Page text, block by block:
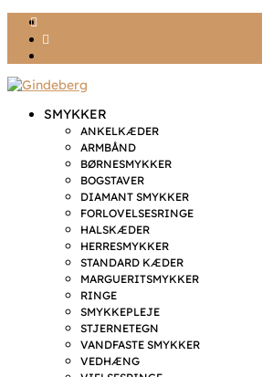
SMYKKER
ANKELKÆDER
ARMBÅND
BØRNESMYKKER
BOGSTAVER
DIAMANT SMYKKER
FORLOVELSESRINGE
HALSKÆDER
HERRESMYKKER
STANDARD KÆDER
MARGUERITSMYKKER
RINGE
SMYKKEPLEJE
STJERNETEGN
VANDFASTE SMYKKER
VEDHÆNG